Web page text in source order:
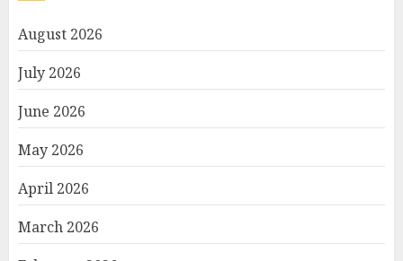
August 2026
July 2026
June 2026
May 2026
April 2026
March 2026